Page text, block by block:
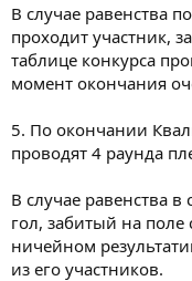
В случае равенства
проходит участник,
таблице конкурса
момент окончания
5. По окончании
проводят 4 раунда
В случае равенства
гол, забитый на
ничейном
из его участников.